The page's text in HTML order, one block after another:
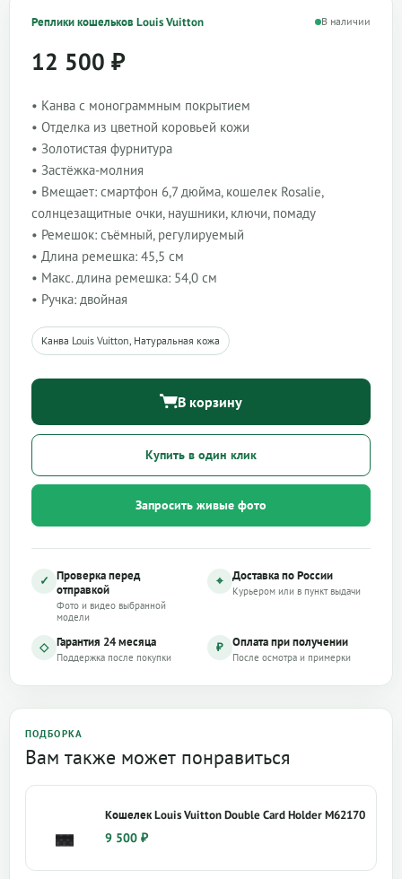
Реплики кошельков Louis Vuitton В наличии
12 500 ₽
• Канва с монограммным покрытием
• Отделка из цветной коровьей кожи
• Золотистая фурнитура
• Застёжка-молния
• Вмещает: смартфон 6,7 дюйма, кошелек Rosalie,
солнцезащитные очки, наушники, ключи, помаду
• Ремешок: съёмный, регулируемый
• Длина ремешка: 45,5 см
• Макс. длина ремешка: 54,0 см
• Ручка: двойная
Канва Louis Vuitton, Натуральная кожа
В корзину
Купить в один клик
Запросить живые фото
✓ Проверка перед
отправкой
Фото и видео выбранной
модели
⌖ Доставка по России
Курьером или в пункт выдачи
◇ Гарантия 24 месяца
Поддержка после покупки
₽ Оплата при получении
После осмотра и примерки
ПОДБОРКА
Вам также может понравиться
Кошелек Louis Vuitton Double Card Holder M62170
9 500 ₽